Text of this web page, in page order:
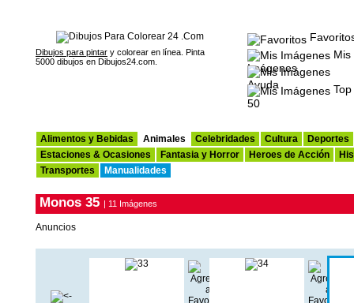
Dibujos para pintar y colorear en línea. Pinta
5000 dibujos en Dibujos24.com.
Mis
Imágenes
Ayuda
Top
50
Alimentos y Bebidas Animales Celebridades Cultura
Deportes
Estaciones & Ocasiones
Fantasia y Horror Heroes de Acción
Transportes
Manualidades
Monos 35 | 11 Imágenes
Anuncios